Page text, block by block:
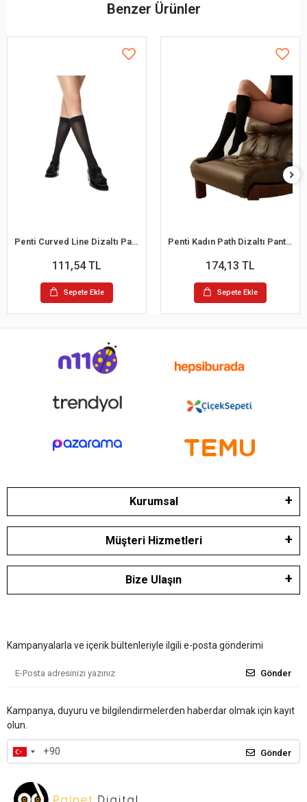
Benzer Ürünler
Penti Curved Line Dizaltı Pantalon Çorap
111,54 TL
Sepete Ekle
Penti Kadın Path Dizaltı Pantalon Çorap 200 Denye
174,13 TL
Sepete Ekle
Kurumsal
Müşteri Hizmetleri
Bize Ulaşın
Kampanyalarla ve içerik bültenleriyle ilgili e-posta gönderimi
Gönder
Kampanya, duyuru ve bilgilendirmelerden haberdar olmak için kayıt
olun.
Gönder